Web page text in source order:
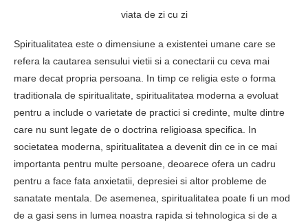
viata de zi cu zi
Spiritualitatea este o dimensiune a existentei umane care se
refera la cautarea sensului vietii si a conectarii cu ceva mai
mare decat propria persoana. In timp ce religia este o forma
traditionala de spiritualitate, spiritualitatea moderna a evoluat
pentru a include o varietate de practici si credinte, multe dintre
care nu sunt legate de o doctrina religioasa specifica. In
societatea moderna, spiritualitatea a devenit din ce in ce mai
importanta pentru multe persoane, deoarece ofera un cadru
pentru a face fata anxietatii, depresiei si altor probleme de
sanatate mentala. De asemenea, spiritualitatea poate fi un mod
de a gasi sens in lumea noastra rapida si tehnologica si de a